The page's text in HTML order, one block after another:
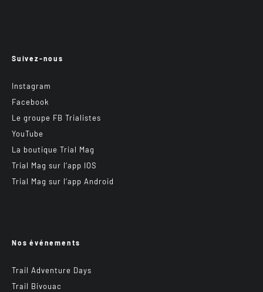
Suivez-nous
Instagram
Facebook
Le groupe FB Trialistes
YouTube
La boutique Trial Mag
Trial Mag sur l’app IOS
Trial Mag sur l’app Android
Nos événements
Trail Adventure Days
Trail Bivouac